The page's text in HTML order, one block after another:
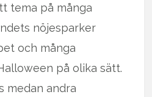
tema på många
nöjesparker
och många
på olika sätt.
medan andra